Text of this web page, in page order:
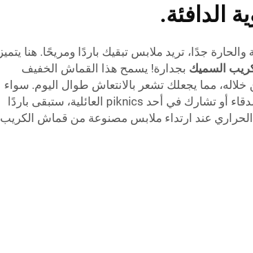
الدافئة.
جدًا، تريد ملابس تبقيك باردًا ومريحًا. هنا يتميز
السميك بجدارة! يسمح هذا القماش الخفيف
خلاله، مما يجعلك تشعر بالانتعاش طوال اليوم. سواء
كنت في الخارج مع الأصدقاء أو تشارك في أحد piknics العائلية، ستبقى باردًا
الحراري عند ارتداء ملابس مصنوعة من قماش الكريب